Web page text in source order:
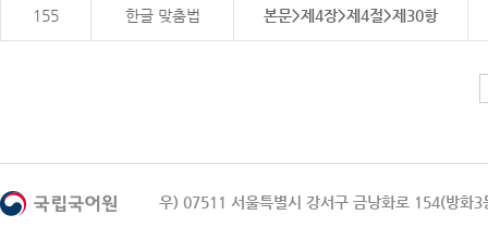
155 한글 맞춤법 본문>제4장>제4절>제30항
우) 07511 서울특별시 강서구 금낭화로 154(방화3